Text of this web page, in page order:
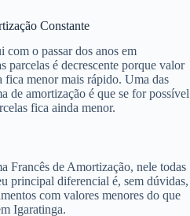
Constante
o passar dos anos em
parcelas é decrescente porque valor
menor mais rápido. Uma das
de amortização é que se for possível
fica ainda menor.
Francês de Amortização, nele todas
principal diferencial é, sem dúvidas,
com valores menores do que
Igaratinga.